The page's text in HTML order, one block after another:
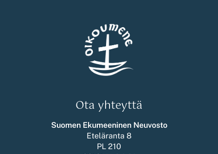
Ota yhteyttä
Suomen Ekumeeninen Neuvosto
Eteläranta 8
PL 210